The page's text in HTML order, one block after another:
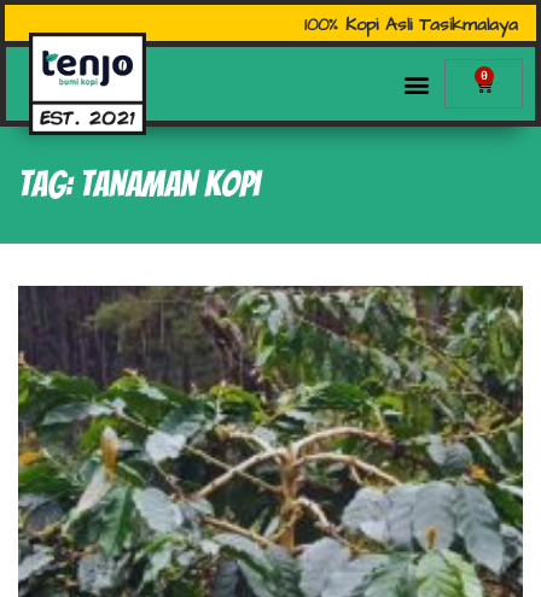
100% Kopi Asli Tasikmalaya
0
Tag: tanaman kopi